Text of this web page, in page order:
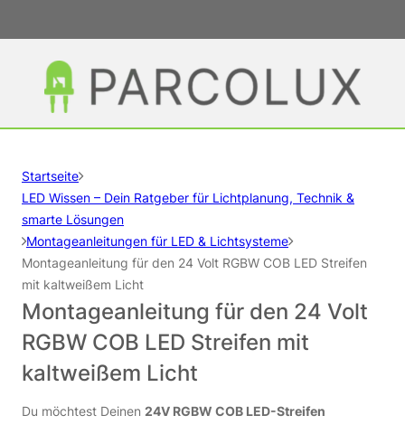
Startseite
LED Wissen – Dein Ratgeber für Lichtplanung, Technik &
smarte Lösungen
Montageanleitungen für LED & Lichtsysteme
Montageanleitung für den 24 Volt RGBW COB LED Streifen
mit kaltweißem Licht
Montageanleitung für den 24 Volt
RGBW COB LED Streifen mit
kaltweißem Licht
Du möchtest Deinen 24V RGBW COB LED-Streifen